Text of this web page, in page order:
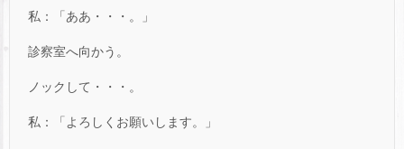
私：「ああ・・・。」
診察室へ向かう。
ノックして・・・。
私：「よろしくお願いします。」